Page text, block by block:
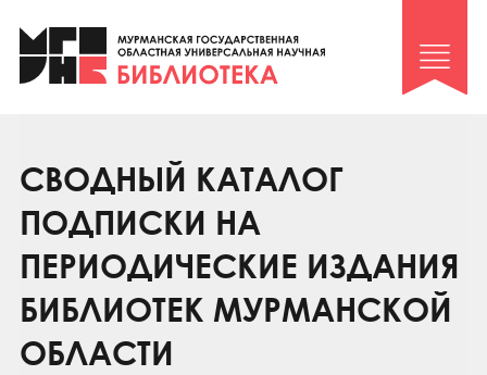
Клуб «Гиря и сельдерей»
Клуб «Семейный архив»
Коллегам
Контакты
СВОДНЫЙ КАТАЛОГ
ПОДПИСКИ НА
ПЕРИОДИЧЕСКИЕ ИЗДАНИЯ
БИБЛИОТЕК МУРМАНСКОЙ
ОБЛАСТИ